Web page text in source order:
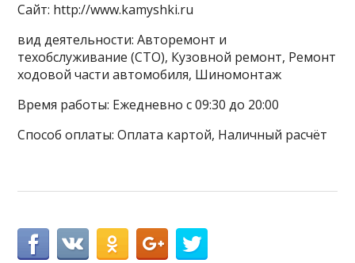
Сайт: http://www.kamyshki.ru
вид деятельности: Авторемонт и
техобслуживание (СТО), Кузовной ремонт, Ремонт
ходовой части автомобиля, Шиномонтаж
Время работы: Ежедневно с 09:30 до 20:00
Способ оплаты: Оплата картой, Наличный расчёт